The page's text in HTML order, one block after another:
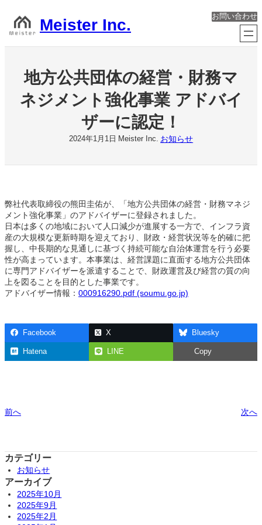
を
Meister Inc. お問い合わせ
地方公共団体の経営・財務マ
ネジメント強化事業 アドバイ
ザーに認定！
2024年1月1日 Meister Inc. お知らせ
弊社代表取締役の熊田圭佑が、「地方公共団体の経営・財務マネジ
メント強化事業」のアドバイザーに登録されました。
日本は多くの地域において人口減少が進展する一方で、インフラ資
産の大規模な更新時期を迎えており、財政・経営状況等を的確に把
握し、中長期的な見通しに基づく持続可能な自治体運営を行う必要
性が高まっています。本事業は、経営課題に直面する地方公共団体
に専門アドバイザーを派遣することで、財政運営及び経営の質の向
上を図ることを目的とした事業です。
アドバイザー情報： 000916290.pdf (soumu.go.jp)
Facebook X Bluesky
Hatena LINE Copy
前へ 次へ
カテゴリー
お知らせ
アーカイブ
2025年10月
2025年9月
2025年2月